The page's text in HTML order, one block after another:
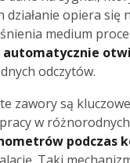
opiera się
medium
automatycznie
odczytów.
zawory są
w różnorodnych
podczas
Taki